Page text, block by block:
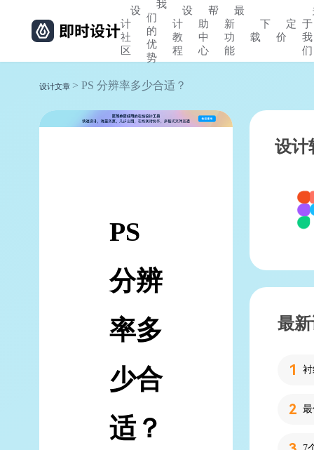
设
计
社
区
我
们
的
优
势
设
计
教
程
帮
助
中
心
最
新
功
能
下
载
定
价
于
我
们
设计文章 > PS 分辨率多少合适？
PS
分辨
率多
少合
适？
设计
最